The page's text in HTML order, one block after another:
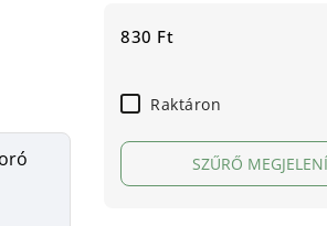
830 Ft
Raktáron
SZŰRŐ